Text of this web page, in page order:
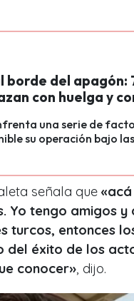
borde del
con huelga y
una serie de
su operación bajo
señala que
Yo tengo amigos y
turcos, entonces
del éxito de los
conocer», dijo.